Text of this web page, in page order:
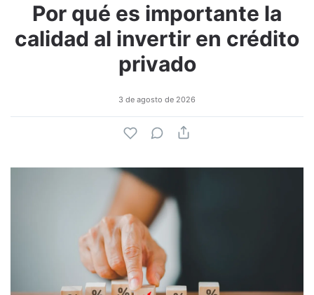
Por qué es importante la
calidad al invertir en crédito
privado
3 de agosto de 2026